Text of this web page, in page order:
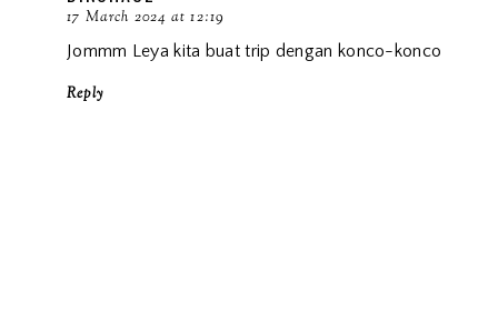
17 March 2024 at 12:19
Jommm Leya kita buat trip dengan konco-konco
Reply